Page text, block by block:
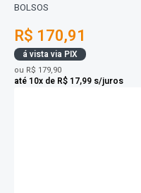
BOLSOS
R$ 170,91
á vista via PIX
ou R$ 179,90
até 10x de R$ 17,99 s/juros